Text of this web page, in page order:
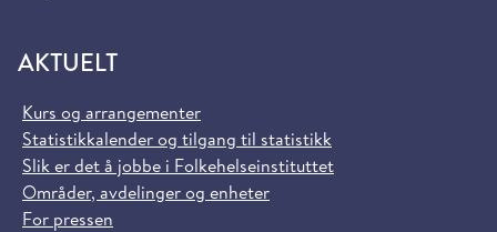
AKTUELT
Kurs og arrangementer
Statistikkalender og tilgang til statistikk
Slik er det å jobbe i Folkehelseinstituttet
Områder, avdelinger og enheter
For pressen